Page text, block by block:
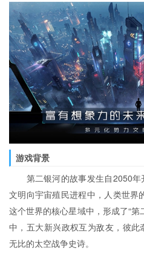
游戏背景
第二银河的故事发生自2050年
文明向宇宙殖民进程中，人类世界
这个世界的核心星域中，形成了“
中，五大新兴政权互为敌友，彼
无比的太空战争史诗。